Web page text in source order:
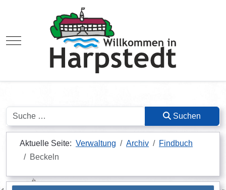
Mobile Menu Toggle
Suchen Suchen
Aktuelle Seite: Verwaltung Archiv
Findbuch
Beckeln